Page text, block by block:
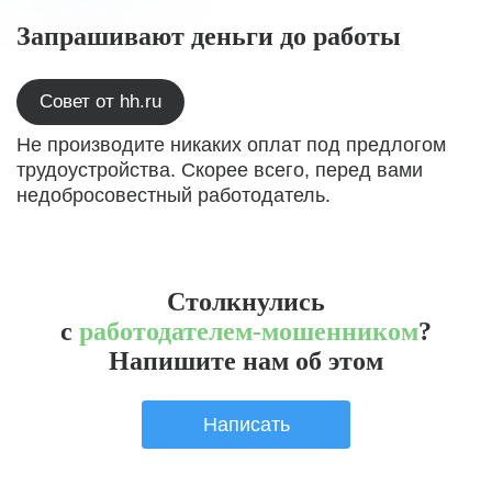
Запрашивают деньги до работы
Совет от hh.ru
Не производите никаких оплат под предлогом
трудоустройства. Скорее всего, перед вами
недобросовестный работодатель.
Столкнулись
с работодателем-мошенником?
Напишите нам об этом
Написать